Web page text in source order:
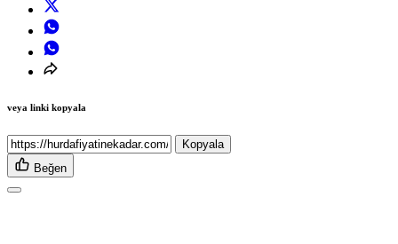
veya linki kopyala
Kopyala
Beğen